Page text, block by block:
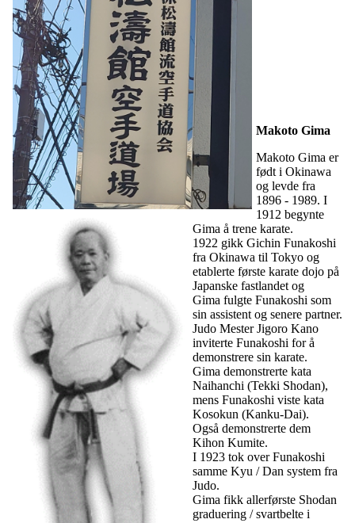
Makoto Gima
Makoto Gima er
født i Okinawa
og levde fra
1896 - 1989. I
1912 begynte
Gima å trene karate.
1922 gikk Gichin Funakoshi
fra Okinawa til Tokyo og
etablerte første karate dojo på
Japanske fastlandet og
Gima fulgte Funakoshi som
sin assistent og senere partner.
Judo Mester Jigoro Kano
inviterte Funakoshi for å
demonstrere sin karate.
Gima demonstrerte kata
Naihanchi (Tekki Shodan),
mens Funakoshi viste kata
Kosokun (Kanku-Dai).
Også demonstrerte dem
Kihon Kumite.
I 1923 tok over Funakoshi
samme Kyu / Dan system fra
Judo.
Gima fikk allerførste Shodan
graduering / svartbelte i